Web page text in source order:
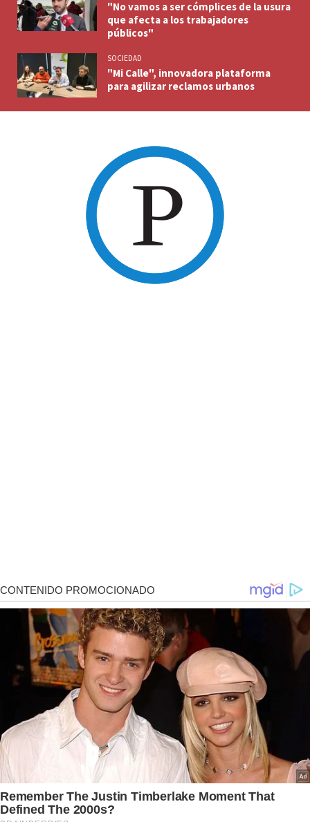
"No vamos a ser cómplices de la usura
que afecta a los trabajadores
públicos"
SOCIEDAD
"Mi Calle", innovadora plataforma
para agilizar reclamos urbanos